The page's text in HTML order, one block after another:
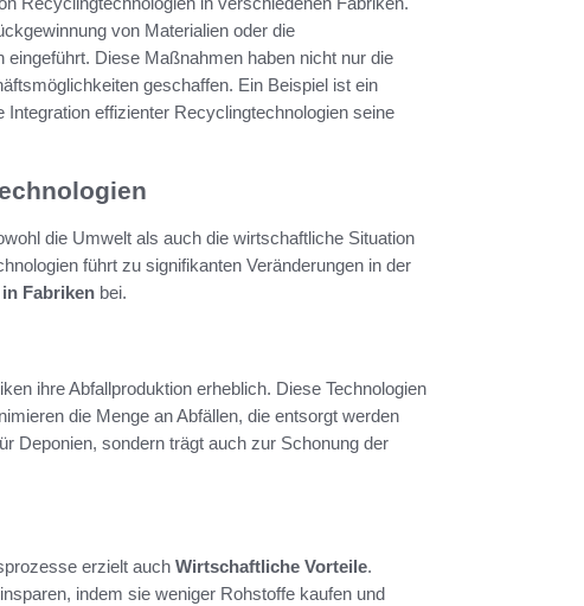
von Materialien oder die
Diese Maßnahmen haben nicht nur die
geschaffen. Ein Beispiel ist ein
effizienter Recyclingtechnologien seine
die Umwelt als auch die wirtschaftliche Situation
führt zu signifikanten Veränderungen in der
Fabriken bei.
ihre Abfallproduktion erheblich. Diese Technologien
die Menge an Abfällen, die entsorgt werden
Deponien, sondern trägt auch zur Schonung der
erzielt auch Wirtschaftliche Vorteile.
indem sie weniger Rohstoffe kaufen und